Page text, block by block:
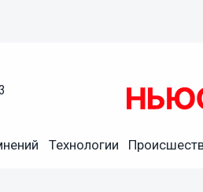
Технологии